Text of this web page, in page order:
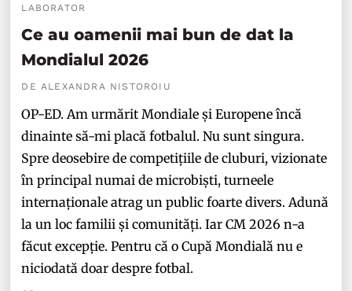
LABORATOR
Ce au oamenii mai bun de dat la
Mondialul 2026
DE ALEXANDRA NISTOROIU
OP-ED. Am urmărit Mondiale și Europene încă
dinainte să-mi placă fotbalul. Nu sunt singura.
Spre deosebire de competițiile de cluburi, vizionate
în principal numai de microbiști, turneele
internaționale atrag un public foarte divers. Adună
la un loc familii și comunități. Iar CM 2026 n-a
făcut excepție. Pentru că o Cupă Mondială nu e
niciodată doar despre fotbal.